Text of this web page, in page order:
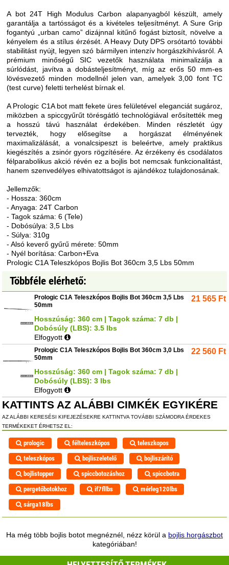
A bot 24T High Modulus Carbon alapanyagból készült, amely
garantálja a tartósságot és a kivételes teljesítményt. A Sure Grip
fogantyú „urban camo” dizájnnal kitűnő fogást biztosít, növelve a
kényelem és a stílus érzését. A Heavy Duty DPS orsótartó további
stabilitást nyújt, legyen szó bármilyen intenzív horgászkihívásról. A
prémium minőségű SIC vezetők használata minimalizálja a
súrlódást, javítva a dobásteljesítményt, míg az erős 50 mm-es
lövésvezető minden modellnél jelen van, amelyek 3,00 font TC
(test curve) feletti terhelést bírnak el.
A Prologic C1A bot matt fekete üres felületével eleganciát sugároz,
miközben a spiccgyűrűt törésgátló technológiával erősítették meg
a hosszú távú használat érdekében. Minden részletét úgy
tervezték, hogy elősegítse a horgászat élményének
maximalizálását, a vonalcsipeszt is beleértve, amely praktikus
kiegészítés a zsinór gyors rögzítésére. Az érzékeny és csodálatos
félparabolikus akció révén ez a bojlis bot nemcsak funkcionalitást,
hanem szenvedélyes elhivatottságot is ajándékoz tulajdonosának.
Jellemzők:
- Hossza: 360cm
- Anyaga: 24T Carbon
- Tagok száma: 6 (Tele)
- Dobósúlya: 3,5 Lbs
- Súlya: 310g
- Alsó keverő gyűrű mérete: 50mm
- Nyél borítása: Carbon+Eva
Prologic C1A Teleszkópos Bojlis Bot 360cm 3,5 Lbs 50mm
Többféle elérhető:
Prologic C1A Teleszkópos Bojlis Bot 360cm 3,5 Lbs
50mm
Hosszúság: 360 cm | Tagok száma: 7 db |
Dobósúly (LBS): 3.5 lbs
Elfogyott
21 565 Ft
Prologic C1A Teleszkópos Bojlis Bot 360cm 3,0 Lbs
50mm
Hosszúság: 360 cm | Tagok száma: 7 db |
Dobósúly (LBS): 3 lbs
Elfogyott
22 560 Ft
KATTINTS AZ ALÁBBI CIMKÉK EGYIKÉRE
AZ ALÁBBI KERESÉSI KIFEJEZÉSEKRE KATTINTVA TOVÁBBI SZÁMODRA ÉRDEKES
TERMÉKEKET ÉRHETSZ EL:
prologic félteleszkópos
teleszkopos
teleszkópos
bojliszeletelő
bojliszárító
bojlistopper
spiccbotozáshoz
spiccbotra
pergetőbotokhoz
if7fllbs
mérleg120lbs
sárga18lbs
Ha még több bojlis botot megnéznél, nézz körül a bojlis horgászbot
kategóriában!